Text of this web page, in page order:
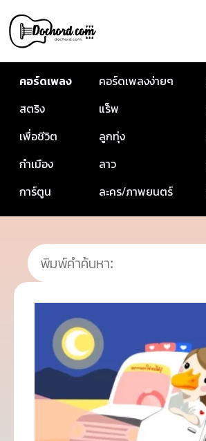
คอร์ดเพลง คอร์ดเพลงง่ายๆ
สตริง
แร็พ
เพื่อชีวิต
ลูกทุ่ง
กำเมือง
ลาว
การ์ตูน
ละคร/ภาพยนตร์